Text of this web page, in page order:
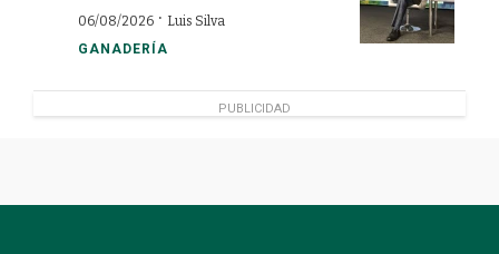
06/08/2026 · Luis Silva
GANADERÍA
PUBLICIDAD